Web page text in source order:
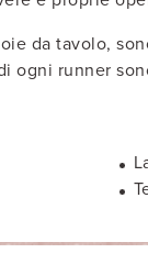
da tavolo,
ogni runner